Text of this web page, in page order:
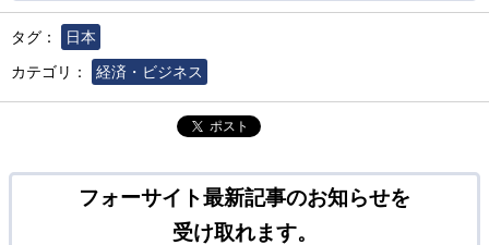
タグ：
日本
カテゴリ：
経済・ビジネス
ポスト
フォーサイト最新記事のお知らせを
受け取れます。